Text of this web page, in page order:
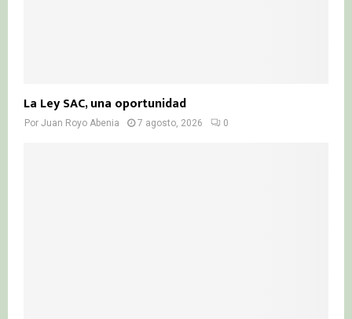
La Ley SAC, una oportunidad
Por Juan Royo Abenia 7 agosto, 2026 0